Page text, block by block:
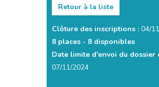
Retour à la liste
Clôture des inscriptions : 04/
8 places - 8 disponibles
Date limite d'envoi du dossier
07/11/2024